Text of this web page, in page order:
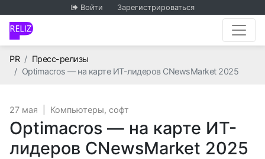
Войти Зарегистрироваться
PRГлавная
Пресс-релизы
Optimacros — на карте ИТ-лидеров CNewsMarket 2025
27 мая Компьютеры, софт
Optimacros — на карте ИТ-
лидеров CNewsMarket 2025